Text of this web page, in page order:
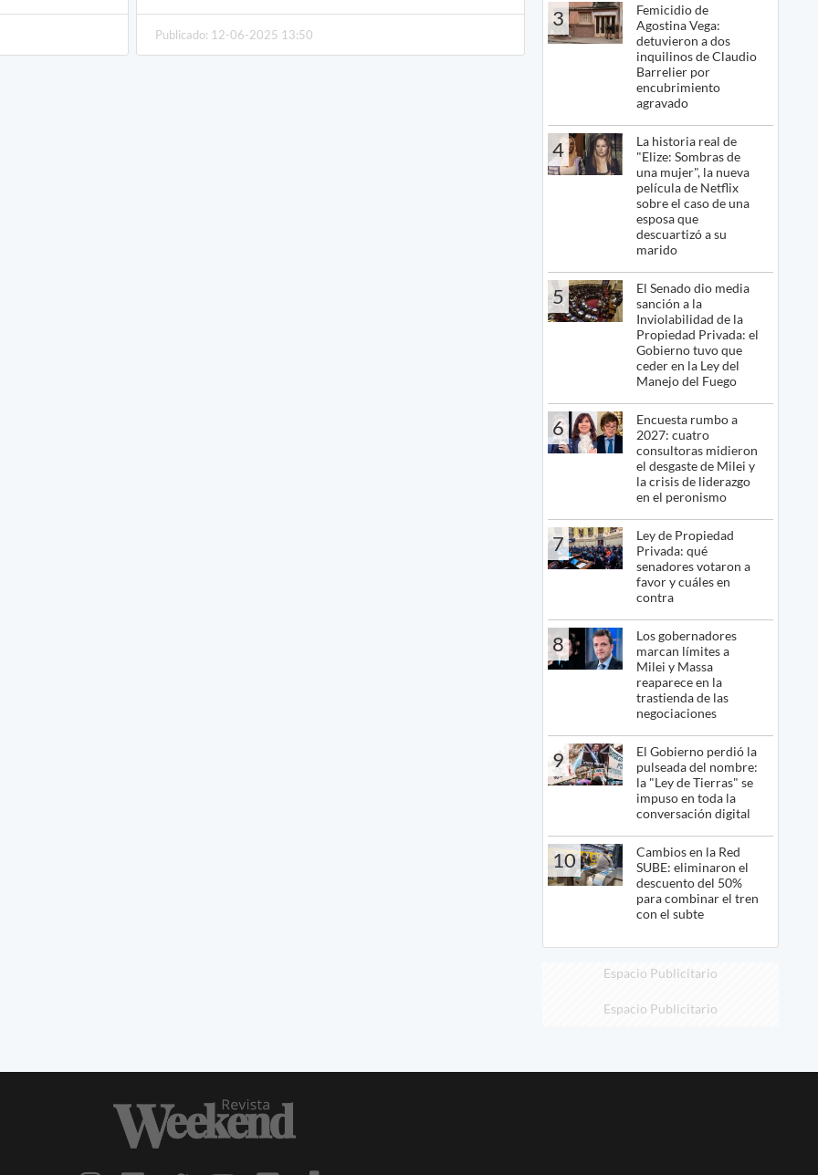
Publicado: 12-06-2025 13:50
3
Femicidio de
Agostina Vega:
detuvieron a dos
inquilinos de Claudio
Barrelier por
encubrimiento
agravado
4
La historia real de
"Elize: Sombras de
una mujer", la nueva
película de Netflix
sobre el caso de una
esposa que
descuartizó a su
marido
5
El Senado dio media
sanción a la
Inviolabilidad de la
Propiedad Privada: el
Gobierno tuvo que
ceder en la Ley del
Manejo del Fuego
6
Encuesta rumbo a
2027: cuatro
consultoras midieron
el desgaste de Milei y
la crisis de liderazgo
en el peronismo
7
Ley de Propiedad
Privada: qué
senadores votaron a
favor y cuáles en
contra
8
Los gobernadores
marcan límites a
Milei y Massa
reaparece en la
trastienda de las
negociaciones
9
El Gobierno perdió la
pulseada del nombre:
la "Ley de Tierras" se
impuso en toda la
conversación digital
10
Cambios en la Red
SUBE: eliminaron el
descuento del 50%
para combinar el tren
con el subte
Espacio Publicitario
Espacio Publicitario